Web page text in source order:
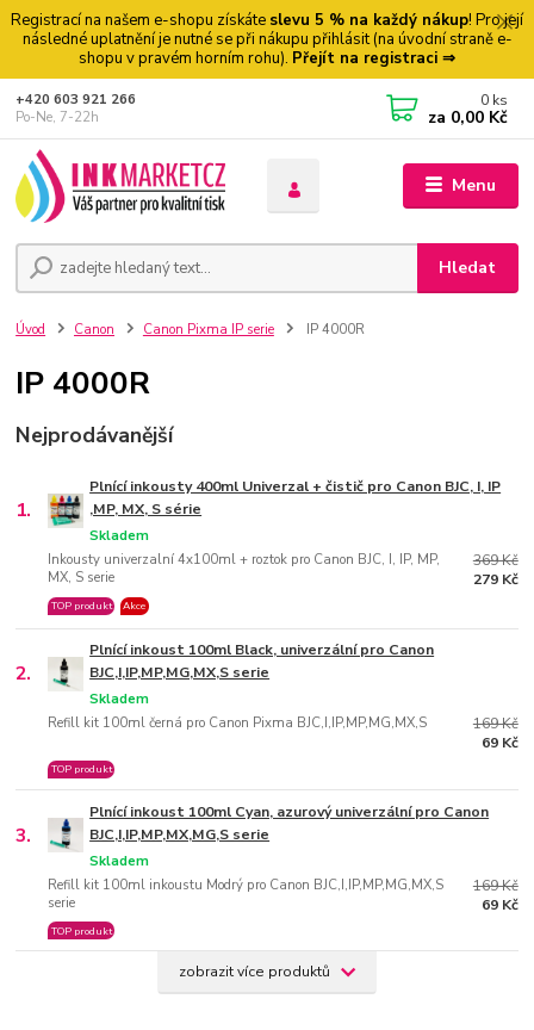
Registrací na našem e-shopu získáte slevu 5 % na každý nákup! Pro její
následné uplatnění je nutné se při nákupu přihlásit (na úvodní straně e-
shopu v pravém horním rohu). Přejít na registraci ⇒
Menu
Hledat
+420 603 921 266
Po-Ne, 7-22h
0 ks
za 0,00 Kč
Úvod Canon Canon Pixma IP serie IP 4000R
IP 4000R
Nejprodávanější
1.
Plnící inkousty 400ml Univerzal + čistič pro Canon BJC, I, IP
,MP, MX, S série
Inkousty univerzalní 4x100ml + roztok pro Canon BJC, I, IP, MP,
MX, S serie
Skladem
TOP produkt Akce
369 Kč
279 Kč
2.
Plnící inkoust 100ml Black, univerzální pro Canon
BJC,I,IP,MP,MG,MX,S serie
Refill kit 100ml černá pro Canon Pixma BJC,I,IP,MP,MG,MX,S
Skladem
TOP produkt
169 Kč
69 Kč
3.
Plnící inkoust 100ml Cyan, azurový univerzální pro Canon
BJC,I,IP,MP,MX,MG,S serie
Refill kit 100ml inkoustu Modrý pro Canon BJC,I,IP,MP,MG,MX,S
serie
Skladem
TOP produkt
169 Kč
69 Kč
zobrazit více produktů